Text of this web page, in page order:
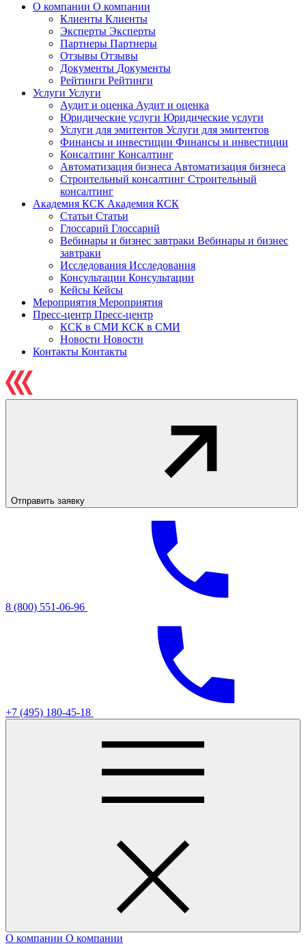
О компании О компании
Клиенты Клиенты
Эксперты Эксперты
Партнеры Партнеры
Отзывы Отзывы
Документы Документы
Рейтинги Рейтинги
Услуги Услуги
Аудит и оценка Аудит и оценка
Юридические услуги Юридические услуги
Услуги для эмитентов Услуги для эмитентов
Финансы и инвестиции Финансы и инвестиции
Консалтинг Консалтинг
Автоматизация бизнеса Автоматизация бизнеса
Строительный консалтинг Строительный
консалтинг
Академия КСК Академия КСК
Статьи Статьи
Глоссарий Глоссарий
Вебинары и бизнес завтраки Вебинары и бизнес
завтраки
Исследования Исследования
Консультации Консультации
Кейсы Кейсы
Мероприятия Мероприятия
Пресс-центр Пресс-центр
КСК в СМИ КСК в СМИ
Новости Новости
Контакты Контакты
Отправить заявку
8 (800) 551-06-96
+7 (495) 180-45-18
О компании О компании